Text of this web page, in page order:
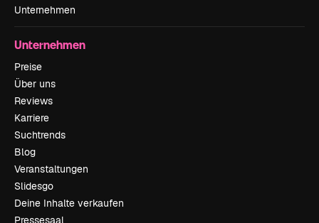
Unternehmen
Unternehmen
Preise
Über uns
Reviews
Karriere
Suchtrends
Blog
Veranstaltungen
Slidesgo
Deine Inhalte verkaufen
Pressesaal